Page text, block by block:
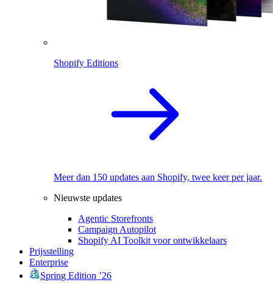
Shopify Editions
Meer dan 150 updates aan Shopify, twee keer per jaar.
Nieuwste updates
Agentic Storefronts
Campaign Autopilot
Shopify AI Toolkit voor ontwikkelaars
Prijsstelling
Enterprise
Spring Edition ’26